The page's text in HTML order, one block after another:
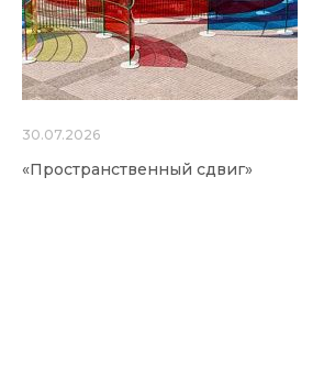
30.07.2026
«Пространственный сдвиг»